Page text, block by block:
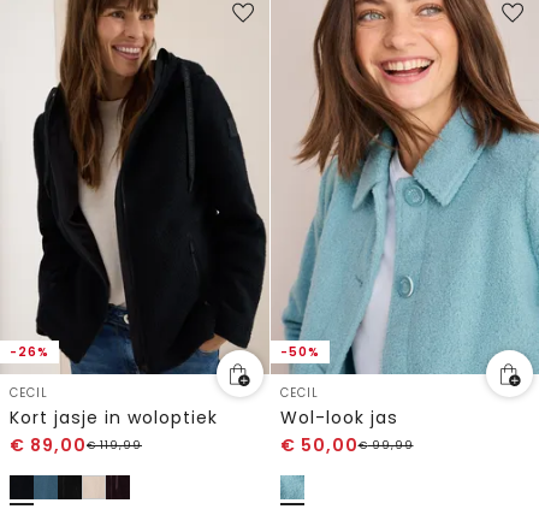
-26%
CECIL
Kort jasje in woloptiek
€ 89,00€119,99
-50%
CECIL
Wol-look jas
€ 50,00€99,99